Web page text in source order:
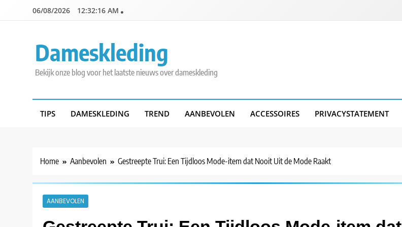
06/08/2026 12:32:18 AM
Dameskleding
Bekijk onze blog voor het laatste nieuws over dameskleding
TIPS DAMESKLEDING TREND AANBEVOLEN ACCESSOIRES PRIVACYSTATEMENT
Home Aanbevolen Gestreepte Trui: Een Tijdloos Mode-item dat Nooit Uit de Mode Raakt
AANBEVOLEN